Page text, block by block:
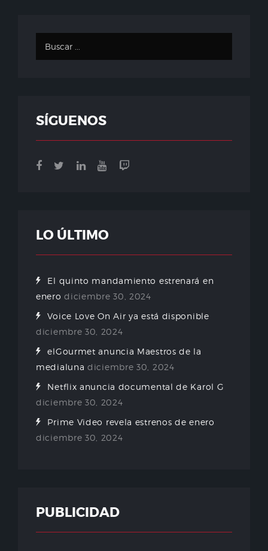
SÍGUENOS
LO ÚLTIMO
El quinto mandamiento estrenará en
enero diciembre 30, 2024
Voice Love On Air ya está disponible
diciembre 30, 2024
elGourmet anuncia Maestros de la
medialuna diciembre 30, 2024
Netflix anuncia documental de Karol G
diciembre 30, 2024
Prime Video revela estrenos de enero
diciembre 30, 2024
PUBLICIDAD